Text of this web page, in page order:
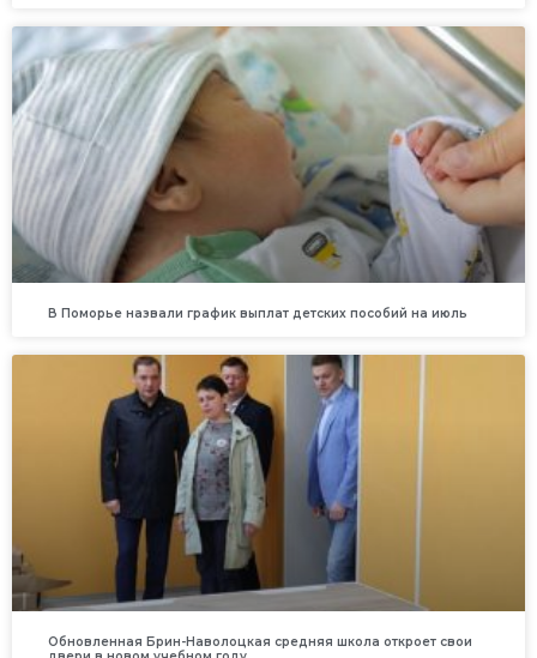
В Поморье назвали график выплат детских пособий на июль
Обновленная Брин-Наволоцкая средняя школа откроет свои